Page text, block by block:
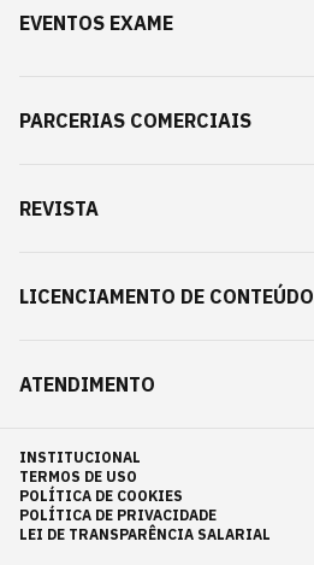
EVENTOS EXAME
PARCERIAS COMERCIAIS
REVISTA
LICENCIAMENTO DE CONTEÚDO
ATENDIMENTO
INSTITUCIONAL
TERMOS DE USO
POLÍTICA DE COOKIES
POLÍTICA DE PRIVACIDADE
LEI DE TRANSPARÊNCIA SALARIAL